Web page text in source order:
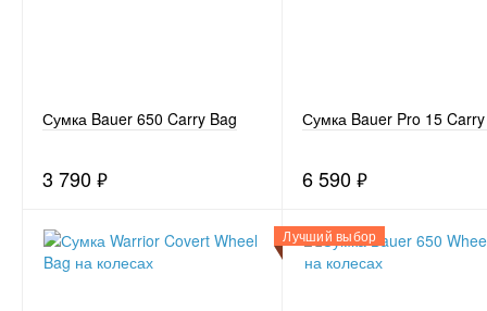
Сумка Bauer 650 Carry Bag
3 790₽
Сумка Bauer Pro 15
6 590₽
Лучший выбор